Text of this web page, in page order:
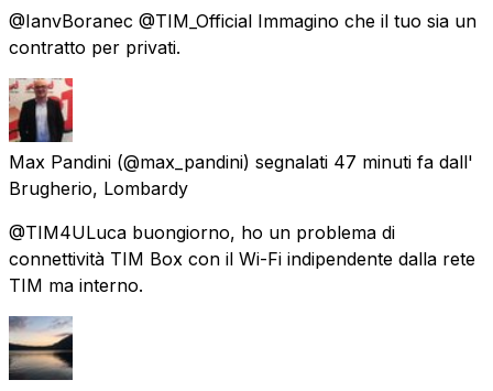
@IanvBoranec @TIM_Official Immagino che il tuo sia un
contratto per privati.
Max Pandini (@max_pandini) segnalati 47 minuti fa dall'
Brugherio, Lombardy
@TIM4ULuca buongiorno, ho un problema di
connettività TIM Box con il Wi-Fi indipendente dalla rete
TIM ma interno.